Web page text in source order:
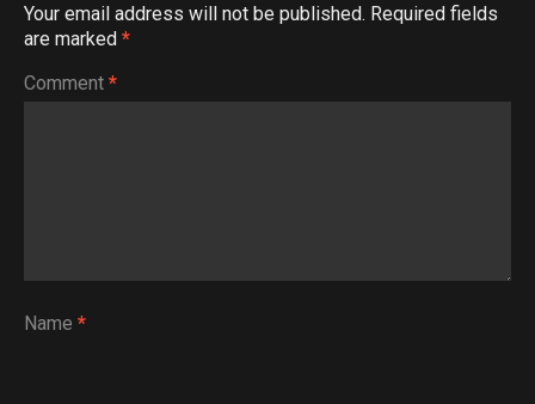
Your email address will not be published. Required fields
are marked *
Comment *
Name *